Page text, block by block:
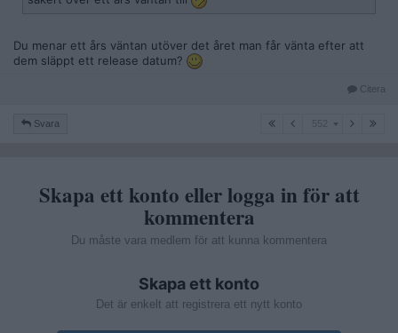
Du menar ett års väntan utöver det året man får vänta efter att
dem släppt ett release datum?
Citera
Svara 552 552
Skapa ett konto eller logga in för att
kommentera
Du måste vara medlem för att kunna kommentera
Skapa ett konto
Det är enkelt att registrera ett nytt konto